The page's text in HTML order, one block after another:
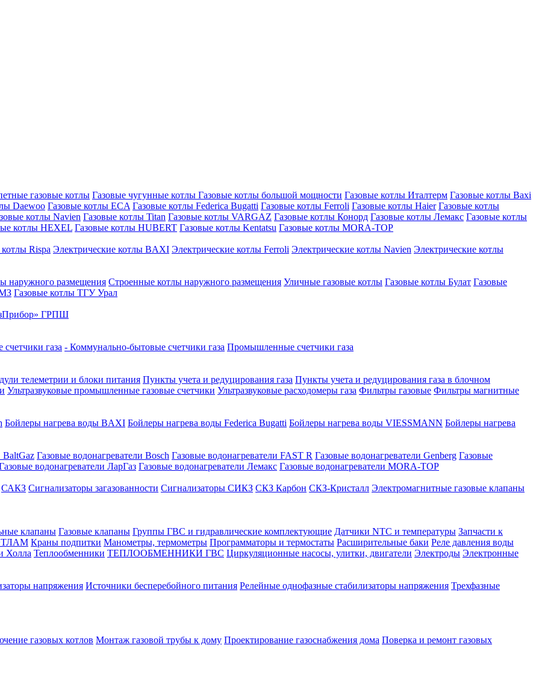
газовые котлы Газовые чугунные котлы Газовые котлы большой мощности Газовые котлы Италтерм Газовые котлы Baxi
Daewoo Газовые котлы ECA Газовые котлы Federica Bugatti Газовые котлы Ferroli Газовые котлы Haier Газовые котлы
котлы Navien Газовые котлы Titan Газовые котлы VARGAZ Газовые котлы Конорд Газовые котлы Лемакс Газовые котлы
котлы HEXEL Газовые котлы HUBERT Газовые котлы Kentatsu Газовые котлы MORA-TOP
Rispa Электрические котлы BAXI Электрические котлы Ferroli Электрические котлы Navien Электрические котлы
наружного размещения Строенные котлы наружного размещения Уличные газовые котлы Газовые котлы Булат Газовые
Газовые котлы ТГУ Урал
ГРПШ
газа - Коммунально-бытовые счетчики газа Промышленные счетчики газа
телеметрии и блоки питания Пункты учета и редуцирования газа Пункты учета и редуцирования газа в блочном
Ультразвуковые промышленные газовые счетчики Ультразвуковые расходомеры газа Фильтры газовые Фильтры магнитные
Бойлеры нагрева воды BAXI Бойлеры нагрева воды Federica Bugatti Бойлеры нагрева воды VIESSMANN Бойлеры нагрева
BaltGaz Газовые водонагреватели Bosch Газовые водонагреватели FAST R Газовые водонагреватели Genberg Газовые
водонагреватели ЛарГаз Газовые водонагреватели Лемакс Газовые водонагреватели MORA-TOP
САКЗ Сигнализаторы загазованности Сигнализаторы СИКЗ СКЗ Карбон СКЗ-Кристалл Электромагнитные газовые клапаны
клапаны Газовые клапаны Группы ГВС и гидравлические комплектующие Датчики NTC и температуры Запчасти к
Краны подпитки Манометры, термометры Программаторы и термостаты Расширительные баки Реле давления воды
Холла Теплообменники ТЕПЛООБМЕННИКИ ГВС Циркуляционные насосы, улитки, двигатели Электроды Электронные
напряжения Источники бесперебойного питания Релейные однофазные стабилизаторы напряжения Трехфазные
газовых котлов Монтаж газовой трубы к дому Проектирование газоснабжения дома Поверка и ремонт газовых